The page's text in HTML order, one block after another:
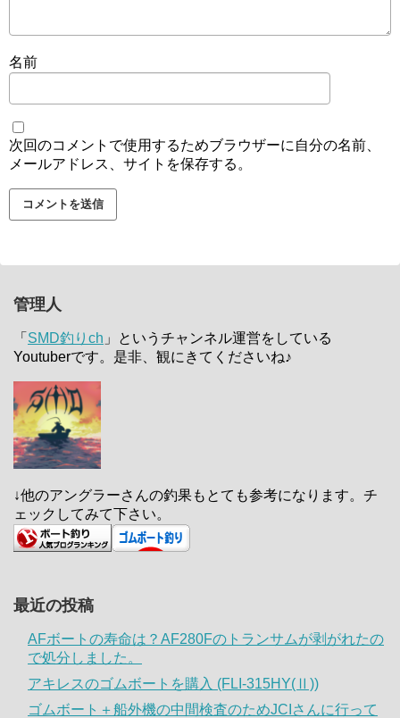
名前
次回のコメントで使用するためブラウザーに自分の名前、
メールアドレス、サイトを保存する。
管理人
「 SMD釣りch 」というチャンネル運営をしている
Youtuberです。是非、観にきてくださいね♪
↓他のアングラーさんの釣果もとても参考になります。チ
ェックしてみて下さい。
最近の投稿
AFボートの寿命は？AF280Fのトランサムが剥がれたの
で処分しました。
アキレスのゴムボートを購入 (FLI-315HY(Ⅱ))
ゴムボート＋船外機の中間検査のためJCIさんに行って